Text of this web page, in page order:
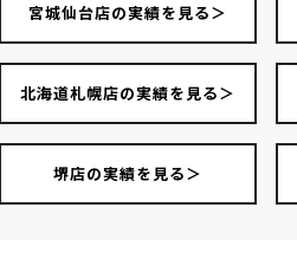
宮城仙台店の実績を見る＞
北海道札幌店の実績を見る＞
堺店の実績を見る＞